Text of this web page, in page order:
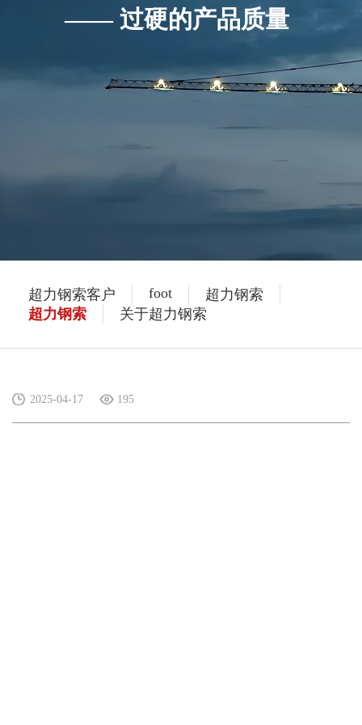
—— 过硬的产品质量
超力钢索客户 foot
超力钢索
超力钢索
关于超力钢索
2025-04-17 195